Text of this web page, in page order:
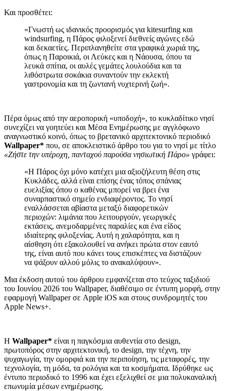
Και προσθέτει:
«Γνωστή ως ιδανικός προορισμός για kitesurfing και
windsurfing, η Πάρος φιλοξενεί διεθνείς αγώνες εδώ
και δεκαετίες. Περιπλανηθείτε στα γραφικά χωριά της,
όπως η Παροικιά, οι Λεύκες και η Νάουσα, όπου τα
λευκά σπίτια, οι αυλές γεμάτες λουλούδια και τα
λιθόστρωτα σοκάκια συναντούν την εκλεκτή
γαστρονομία και τη ζωντανή νυχτερινή ζωή».
Πέρα όμως από την αεροπορική «υποδοχή», το κυκλαδίτικο νησί
συνεχίζει να γοητεύει και Μέσα Ενημέρωσης με αγγλόφωνο
αναγνωστικό κοινό, όπως το βρετανικό αρχιτεκτονικό περιοδικό
Wallpaper* που, σε αποκλειστικό άρθρο του για το νησί με τίτλο
«Ζήστε την υπέροχη, πανταχού παρούσα νησιωτική Πάρο» γράφει:
«Η Πάρος όχι μόνο κατέχει μια αξιοζήλευτη θέση στις
Κυκλάδες, αλλά είναι επίσης ένας τόπος σπάνιας
ευελιξίας όπου ο καθένας μπορεί να βρει ένα
συναρπαστικό σημείο ενδιαφέροντος. Το νησί
εναλλάσσεται αβίαστα μεταξύ διαφορετικών
περιοχών: λιμάνια που λειτουργούν, γεωργικές
εκτάσεις, ανεμοδαρμένες παραλίες και ένα είδος
ιδιαίτερης φιλοξενίας. Αυτή η χαλαρότητα, και η
αίσθηση ότι εξακολουθεί να ανήκει πρώτα στον εαυτό
της, είναι αυτό που κάνει τους επισκέπτες να διστάζουν
να ψάξουν αλλού μόλις το ανακαλύψουν».
Μια έκδοση αυτού του άρθρου εμφανίζεται στο τεύχος ταξιδιού
του Ιουνίου 2026 του Wallpaper, διαθέσιμο σε έντυπη μορφή, στην
εφαρμογή Wallpaper σε Apple iOS και στους συνδρομητές του
Apple News+.
Η Wallpaper* είναι η παγκόσμια αυθεντία στο design,
πρωτοπόρος στην αρχιτεκτονική, το design, την τέχνη, την
ψυχαγωγία, την ομορφιά και την περιποίηση, τις μεταφορές, την
τεχνολογία, τη μόδα, τα ρολόγια και τα κοσμήματα. Ιδρύθηκε ως
έντυπο περιοδικό το 1996 και έχει εξελιχθεί σε μια πολυκαναλική
επωνυμία μέσων ενημέρωσης.